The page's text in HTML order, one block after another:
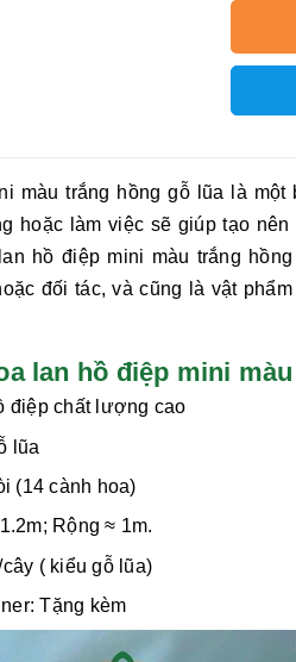
màu trắng hồng gỗ lũa
là
hoặc làm việc sẽ giúp tạo
lan hồ điệp mini màu trắng
đối tác, và cũng là vật
lan hồ điệp mini
điệp chất lượng cao
lũa
(14 cành hoa)
Rộng ≈ 1m.
( kiểu gỗ lũa)
Tặng kèm